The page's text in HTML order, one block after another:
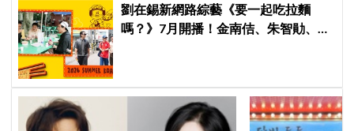
劉在錫新網路綜藝《要一起吃拉麵
嗎？》7月開播！金南佶、朱智勛、尹